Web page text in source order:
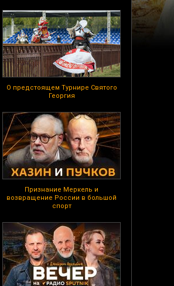
О предстоящем Турнире Святого
Георгия
Признание Меркель и
возвращение России в большой
спорт